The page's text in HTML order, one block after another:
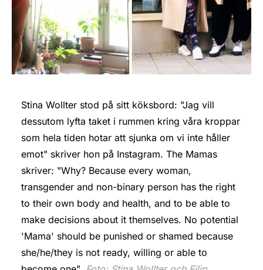
Stina Wollter stod på sitt köksbord: "Jag vill
dessutom lyfta taket i rummen kring våra kroppar
som hela tiden hotar att sjunka om vi inte håller
emot" skriver hon på Instagram. The Mamas
skriver: "Why? Because every woman,
transgender and non-binary person has the right
to their own body and health, and to be able to
make decisions about it themselves. No potential
'Mama' should be punished or shamed because
she/he/they is not ready, willing or able to